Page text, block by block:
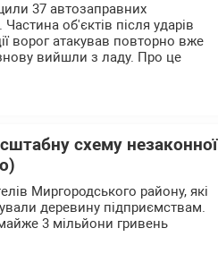
37 автозаправних
об'єктів після ударів
ворог атакував повторно вже
вийшли з ладу. Про це
схему незаконної
Миргородського району, які
деревину підприємствам.
3 мільйони гривень